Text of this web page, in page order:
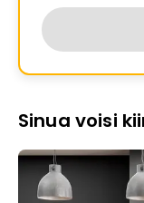
Sinua voisi